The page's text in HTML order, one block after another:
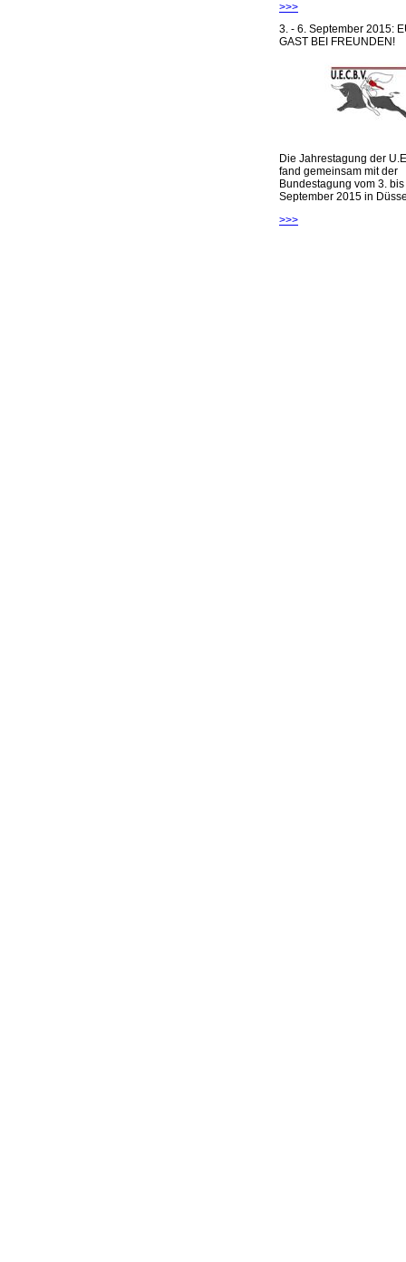
>>>
3. - 6. September 2015:
GAST BEI FREUNDEN!
Die Jahrestagung der
fand gemeinsam mit der
Bundestagung vom 3. bis
September 2015 in
>>>